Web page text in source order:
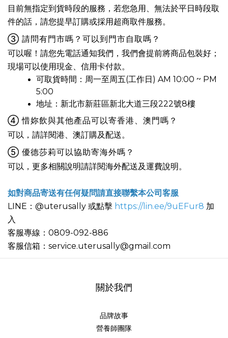
目前無指定到貨時段的服務，若您急用、無法於平日時段取
件的話，請您提早訂購或採用超商取件服務。
③ 請問有門市嗎？可以到門市自取嗎？
可以喔！請您先電話通知我們，我們會提前將商品包裝好；
現場可以使用現金、信用卡付款。
可取貨時間：周一至周五(工作日) AM 10:00 ~ PM
5:00
地址：新北市新莊區新北大道三段222號8樓
④ 惜妳飲與其他產品可以寄香港、澳門嗎？
可以，請詳閱港、澳訂購及配送。
⑤ 優德莎莉可以協助寄海外嗎？
可以，更多相關說明請詳閱海外配送及運費說明。
如對商品寄送有任何疑問請直接聯繫本公司客服
LINE：@uterusally 或點擊 https://lin.ee/9uEFur8 加
入
客服專線：0809-092-886
客服信箱：service.uterusally@gmail.com
關於我們
品牌故事
營養師團隊